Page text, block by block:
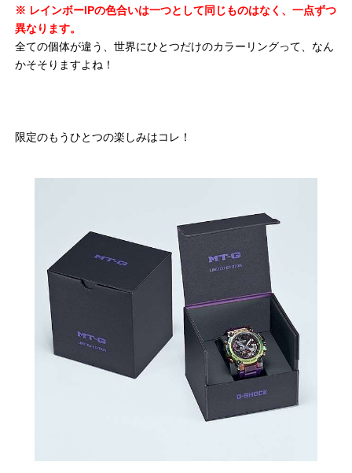
※ レインボーIPの色合いは一つとして同じものはなく、一点ずつ
異なります。
全ての個体が違う、世界にひとつだけのカラーリングって、なん
かそそりますよね！
限定のもうひとつの楽しみはコレ！